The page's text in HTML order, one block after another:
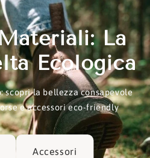
La
Ecologica
scopri la bellezza consapevole
e accessori eco-friendly
Accessori